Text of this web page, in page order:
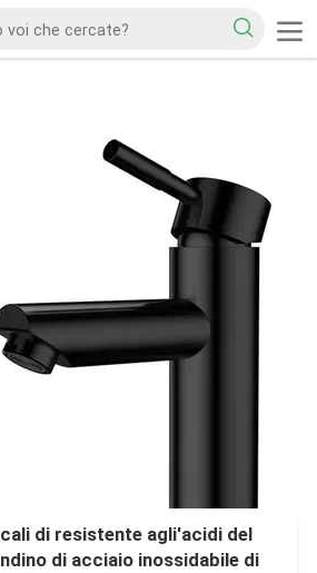
di resistente agli'acidi del
di acciaio inossidabile di